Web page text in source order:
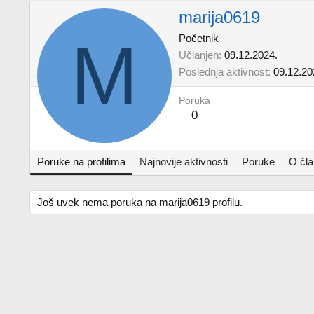
M
marija0619
Početnik
Učlanjen 09.12.2024.
Poslednja aktivnost
Poruka
0
Poruke na profilima Najnovije aktivnosti Poruke O
Još uvek nema poruka na marija0619 profilu.